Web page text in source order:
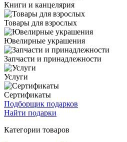
Книги и канцелярия
Товары для взрослых
Ювелирные украшения
Запчасти и принадлежности
Услуги
Сертификаты
Подборщик подарков
Найти подарки
Категории товаров